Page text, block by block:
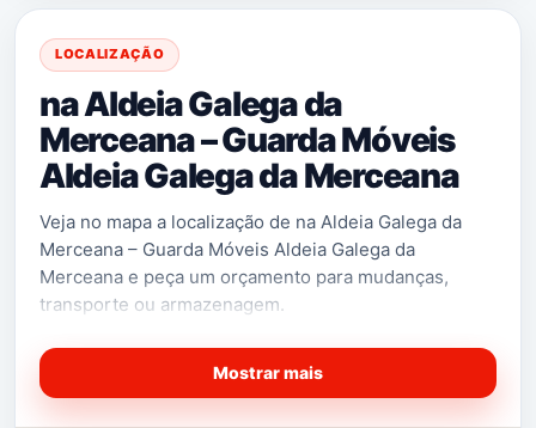
LOCALIZAÇÃO
na Aldeia Galega da
Merceana – Guarda Móveis
Aldeia Galega da Merceana
Veja no mapa a localização de na Aldeia Galega da
Merceana – Guarda Móveis Aldeia Galega da
Merceana e peça um orçamento para mudanças,
transporte ou armazenagem.
Mostrar mais